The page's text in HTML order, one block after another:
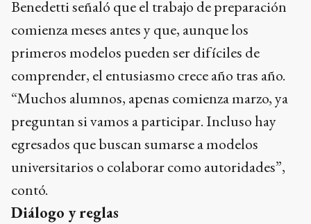
Benedetti señaló que el trabajo de preparación
comienza meses antes y que, aunque los
primeros modelos pueden ser difíciles de
comprender, el entusiasmo crece año tras año.
“Muchos alumnos, apenas comienza marzo, ya
preguntan si vamos a participar. Incluso hay
egresados que buscan sumarse a modelos
universitarios o colaborar como autoridades”,
contó.
Diálogo y reglas